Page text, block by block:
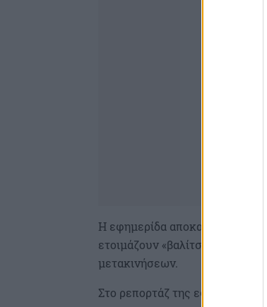
Η εφημερίδα αποκαλύπτει
ετοιμάζουν «βαλίτσες» για
μετακινήσεων.
Στο ρεπορτάζ της εφημερίδας: